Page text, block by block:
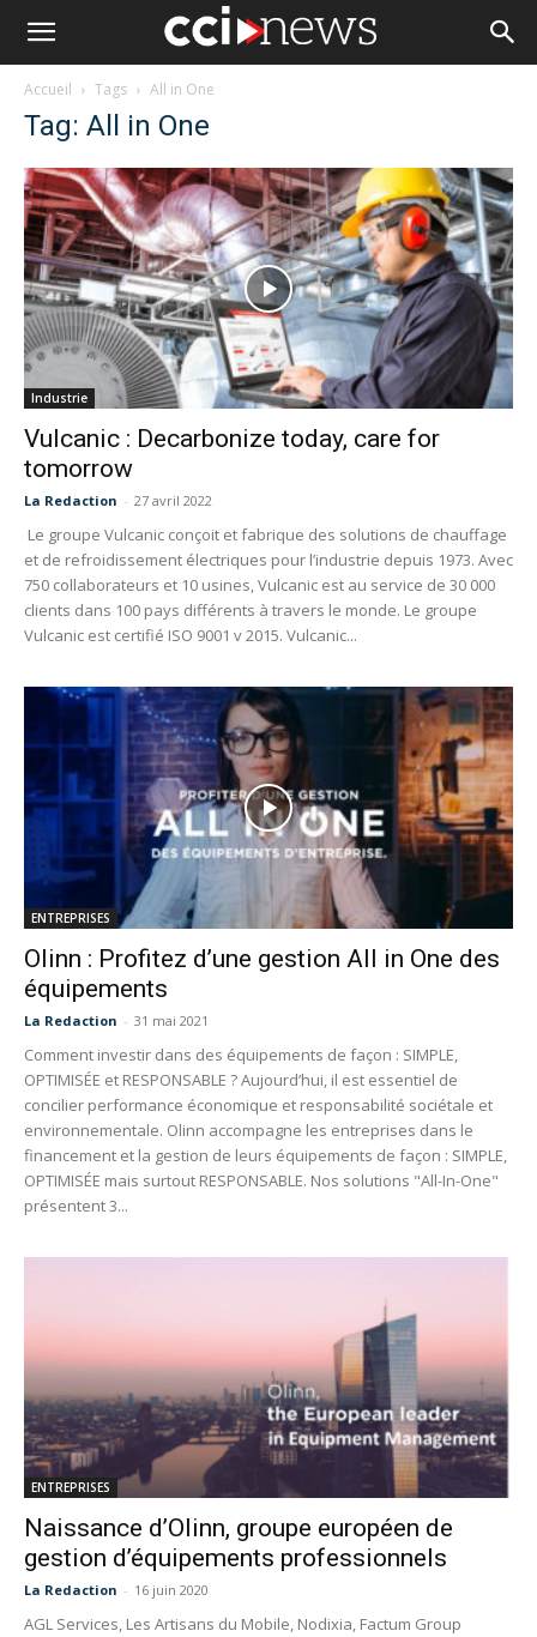
Accueil Tags All in One
Tag: All in One
Industrie
Vulcanic : Decarbonize today, care for
tomorrow
La Redaction - 27 avril 2022
Le groupe Vulcanic conçoit et fabrique des solutions de chauffage
et de refroidissement électriques pour l’industrie depuis 1973. Avec
750 collaborateurs et 10 usines, Vulcanic est au service de 30 000
clients dans 100 pays différents à travers le monde. Le groupe
Vulcanic est certifié ISO 9001 v 2015. Vulcanic...
ENTREPRISES
Olinn : Profitez d’une gestion All in One des
équipements
La Redaction - 31 mai 2021
Comment investir dans des équipements de façon : SIMPLE,
OPTIMISÉE et RESPONSABLE ? Aujourd’hui, il est essentiel de
concilier performance économique et responsabilité sociétale et
environnementale. Olinn accompagne les entreprises dans le
financement et la gestion de leurs équipements de façon : SIMPLE,
OPTIMISÉE mais surtout RESPONSABLE. Nos solutions "All-In-One"
présentent 3...
ENTREPRISES
Naissance d’Olinn, groupe européen de
gestion d’équipements professionnels
La Redaction - 16 juin 2020
AGL Services, Les Artisans du Mobile, Nodixia, Factum Group